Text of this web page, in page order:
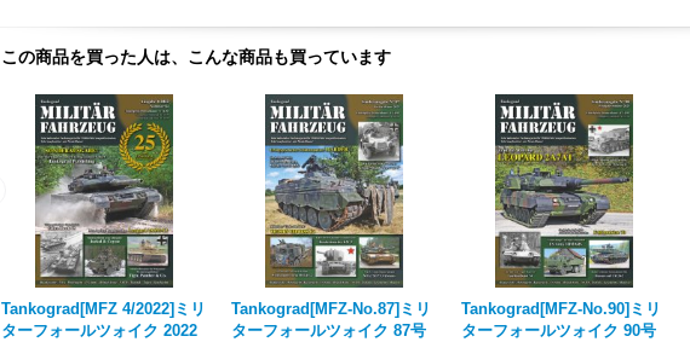
この商品を買った人は、こんな商品も買っています
Tankograd[MFZ 4/2022]ミリ
ターフォールツォイク 2022
Tankograd[MFZ-No.87]ミリ
ターフォールツォイク 87号
Tankograd[MFZ-No.90]ミリ
ターフォールツォイク 90号